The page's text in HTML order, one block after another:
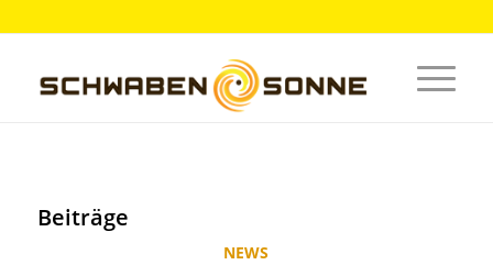
Beiträge
NEWS